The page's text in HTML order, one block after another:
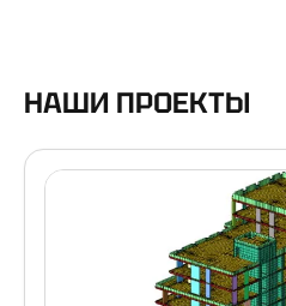
НАШИ ПРОЕКТЫ